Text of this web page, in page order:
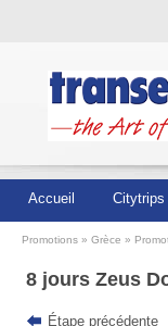
Accueil Citytrips
Promotions Grèce
8 jours Zeus
Étape précédente